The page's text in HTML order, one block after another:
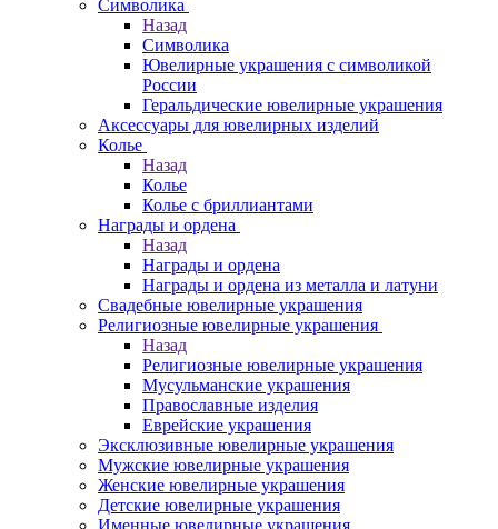
Символика
Назад
Символика
Ювелирные украшения с символикой
России
Геральдические ювелирные украшения
Аксессуары для ювелирных изделий
Колье
Назад
Колье
Колье с бриллиантами
Награды и ордена
Назад
Награды и ордена
Награды и ордена из металла и латуни
Свадебные ювелирные украшения
Религиозные ювелирные украшения
Назад
Религиозные ювелирные украшения
Мусульманские украшения
Православные изделия
Еврейские украшения
Эксклюзивные ювелирные украшения
Мужские ювелирные украшения
Женские ювелирные украшения
Детские ювелирные украшения